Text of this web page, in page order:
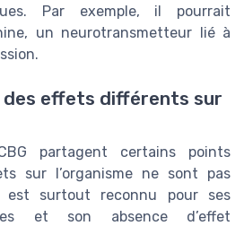
Par exemple, il pourrait
un neurotransmetteur lié à
: des effets différents sur
partagent certains points
sur l’organisme ne sont pas
est surtout reconnu pour ses
et son absence d’effet